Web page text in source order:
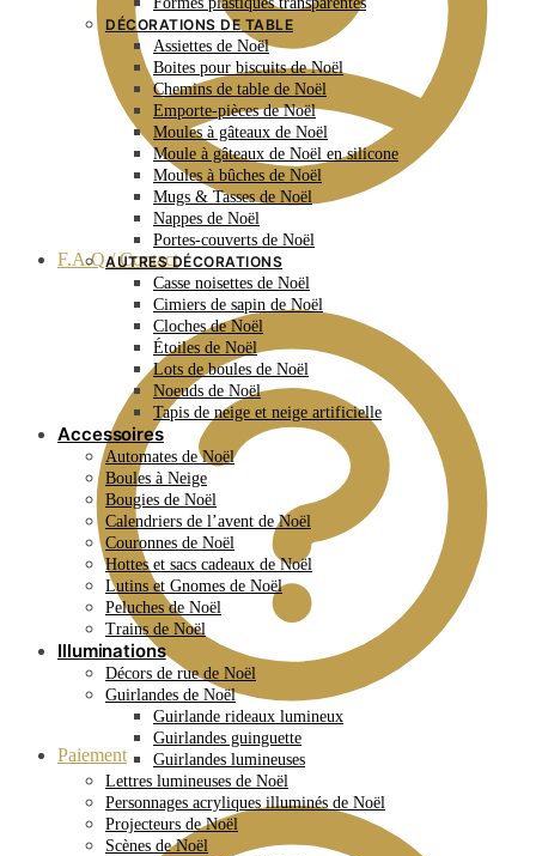
F.A.Q / Contact
Paiement
DÉCORATIONS DE TABLE
Assiettes de Noël
Boites pour biscuits de Noël
Chemins de table de Noël
Emporte-pièces de Noël
Moules à gâteaux de Noël
Moule à gâteaux de Noël en silicone
Moules à bûches de Noël
Mugs & Tasses de Noël
Nappes de Noël
Portes-couverts de Noël
AUTRES DÉCORATIONS
Casse noisettes de Noël
Cimiers de sapin de Noël
Cloches de Noël
Étoiles de Noël
Lots de boules de Noël
Noeuds de Noël
Tapis de neige et neige artificielle
Accessoires
Automates de Noël
Boules à Neige
Bougies de Noël
Calendriers de l’avent de Noël
Couronnes de Noël
Hottes et sacs cadeaux de Noël
Lutins et Gnomes de Noël
Peluches de Noël
Trains de Noël
Illuminations
Décors de rue de Noël
Guirlandes de Noël
Guirlande rideaux lumineux
Guirlandes guinguette
Guirlandes lumineuses
Lettres lumineuses de Noël
Personnages acryliques illuminés de Noël
Projecteurs de Noël
Scènes de Noël